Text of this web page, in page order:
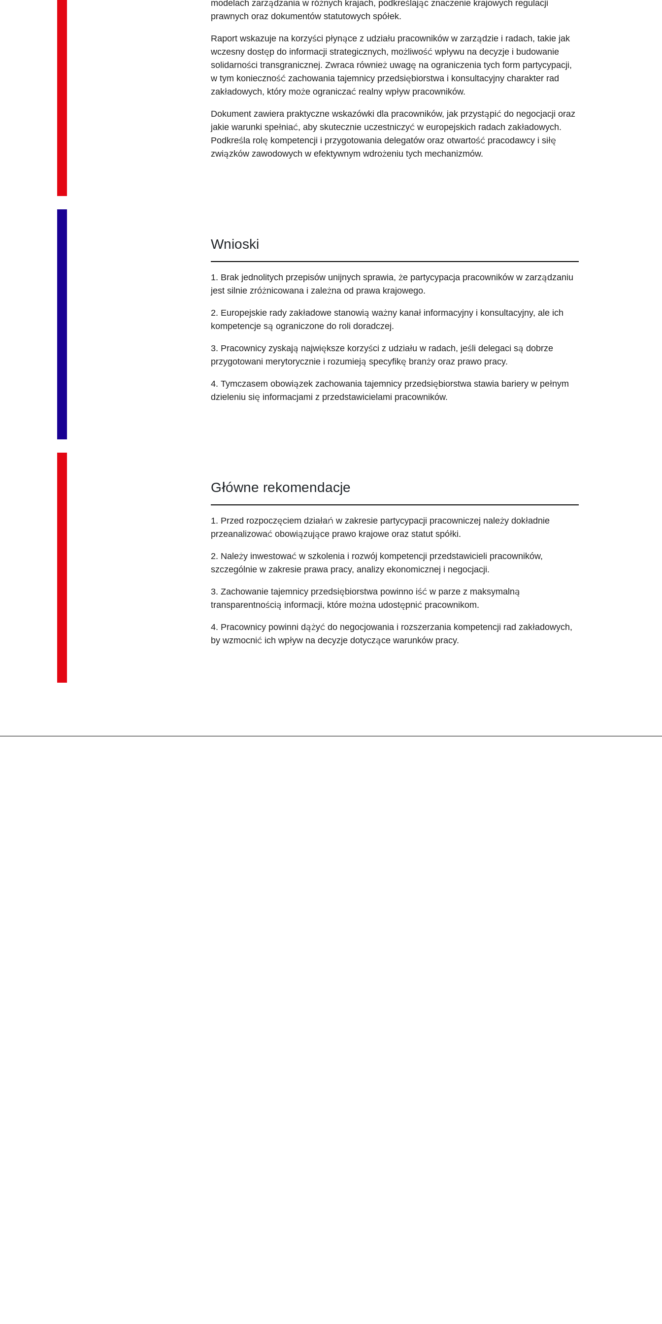
modelach zarządzania w różnych krajach, podkreślając znaczenie krajowych regulacji
prawnych oraz dokumentów statutowych spółek.
Raport wskazuje na korzyści płynące z udziału pracowników w zarządzie i radach, takie jak
wczesny dostęp do informacji strategicznych, możliwość wpływu na decyzje i budowanie
solidarności transgranicznej. Zwraca również uwagę na ograniczenia tych form partycypacji,
w tym konieczność zachowania tajemnicy przedsiębiorstwa i konsultacyjny charakter rad
zakładowych, który może ograniczać realny wpływ pracowników.
Dokument zawiera praktyczne wskazówki dla pracowników, jak przystąpić do negocjacji oraz
jakie warunki spełniać, aby skutecznie uczestniczyć w europejskich radach zakładowych.
Podkreśla rolę kompetencji i przygotowania delegatów oraz otwartość pracodawcy i siłę
związków zawodowych w efektywnym wdrożeniu tych mechanizmów.
Wnioski
1. Brak jednolitych przepisów unijnych sprawia, że partycypacja pracowników w zarządzaniu
jest silnie zróżnicowana i zależna od prawa krajowego.
2. Europejskie rady zakładowe stanowią ważny kanał informacyjny i konsultacyjny, ale ich
kompetencje są ograniczone do roli doradczej.
3. Pracownicy zyskają największe korzyści z udziału w radach, jeśli delegaci są dobrze
przygotowani merytorycznie i rozumieją specyfikę branży oraz prawo pracy.
4. Tymczasem obowiązek zachowania tajemnicy przedsiębiorstwa stawia bariery w pełnym
dzieleniu się informacjami z przedstawicielami pracowników.
Główne rekomendacje
1. Przed rozpoczęciem działań w zakresie partycypacji pracowniczej należy dokładnie
przeanalizować obowiązujące prawo krajowe oraz statut spółki.
2. Należy inwestować w szkolenia i rozwój kompetencji przedstawicieli pracowników,
szczególnie w zakresie prawa pracy, analizy ekonomicznej i negocjacji.
3. Zachowanie tajemnicy przedsiębiorstwa powinno iść w parze z maksymalną
transparentnością informacji, które można udostępnić pracownikom.
4. Pracownicy powinni dążyć do negocjowania i rozszerzania kompetencji rad zakładowych,
by wzmocnić ich wpływ na decyzje dotyczące warunków pracy.